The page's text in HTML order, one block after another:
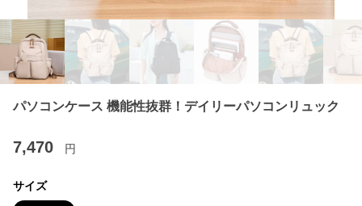
パソコンケース 機能性抜群！デイリーパソコンリュック
7,470 円
サイズ